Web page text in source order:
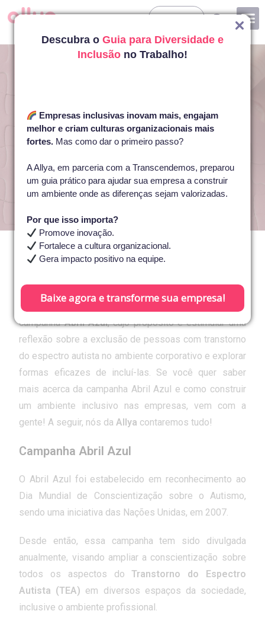
Descubra o Guia para Diversidade e
Inclusão no Trabalho!
Empresas inclusivas inovam mais, engajam
melhor e criam culturas organizacionais mais
fortes. Mas como dar o primeiro passo?
A Allya, em parceria com a Transcendemos, preparou
um guia prático para ajudar sua empresa a construir
um ambiente onde as diferenças sejam valorizadas.
Por que isso importa?
Promove inovação.
Fortalece a cultura organizacional.
Gera impacto positivo na equipe.
Baixe agora e transforme sua empresa!
Entrar
22 De Janeiro De 2026
Campanha Abril Azul:
oportunidade para incluir
Início»Campanha Abril Azul: oportunidade para incluir
pessoas autistas na empresa
Conscientização do Autismo
, uma data importante
para combater o preconceito. Nesse contexto, surge a
campanhaAbril Azul, cujo propósito é estimular uma
reflexão sobre a exclusão de pessoas com transtorno
do espectro autista no ambiente corporativo e explorar
formas eficazes de incluí-las. Se você quer saber
mais acerca da campanha Abril Azul e como construir
um ambiente inclusivo nas empresas, vem com a
gente! A seguir, nós daAllya contaremos tudo!
Campanha Abril Azul
O Abril Azul foi estabelecido em reconhecimento ao
Dia Mundial de Conscientização sobre o Autismo,
sendo uma iniciativa das Nações Unidas, em 2007.
Desde então, essa campanha tem sido divulgada
anualmente, visando ampliar a conscientização sobre
todos os aspectos doTranstorno do Espectro
Autista (TEA) em diversos espaços da sociedade,
inclusive o ambiente profissional.